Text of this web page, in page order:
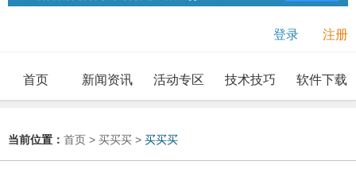
登录 注册
首页 新闻资讯 活动专区 技术技巧 软件下载
当前位置： 首页 > 买买买 > 买买买